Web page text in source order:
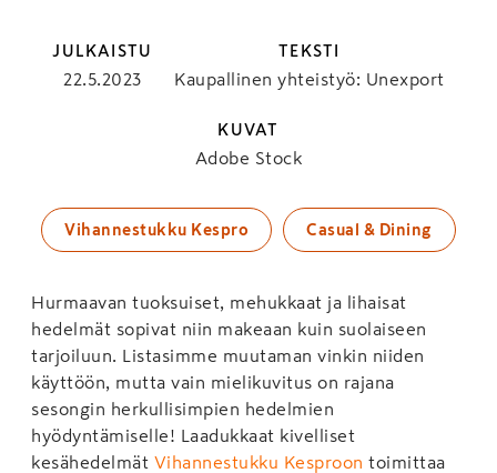
JULKAISTU
22.5.2023
TEKSTI
Kaupallinen yhteistyö: Unexport
KUVAT
Adobe Stock
Vihannestukku Kespro Casual & Dining
Hurmaavan tuoksuiset, mehukkaat ja lihaisat
hedelmät sopivat niin makeaan kuin suolaiseen
tarjoiluun. Listasimme muutaman vinkin niiden
käyttöön, mutta vain mielikuvitus on rajana
sesongin herkullisimpien hedelmien
hyödyntämiselle! Laadukkaat kivelliset
kesähedelmät Vihannestukku Kesproon toimittaa